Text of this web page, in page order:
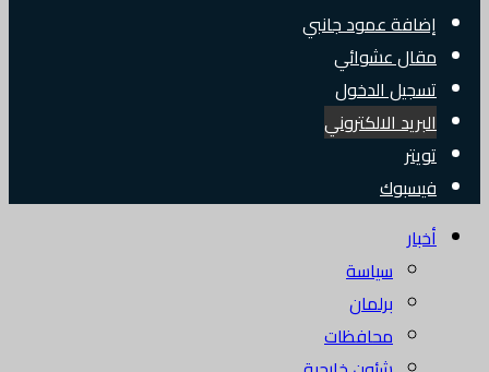
إضافة عمود جانبي
مقال عشوائي
تسجيل الدخول
البريد الالكتروني
تويتر
فيسبوك
أخبار
سياسة
برلمان
محافظات